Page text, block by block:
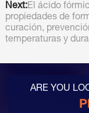
Next:El ácido
propiedades de
curación,
temperaturas y
ARE YOU